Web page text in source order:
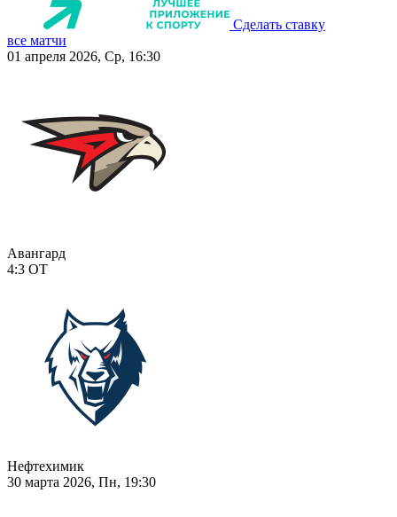
Сделать ставку
все матчи
01 апреля 2026, Ср, 16:30
Авангард
4:3 ОТ
Нефтехимик
30 марта 2026, Пн, 19:30